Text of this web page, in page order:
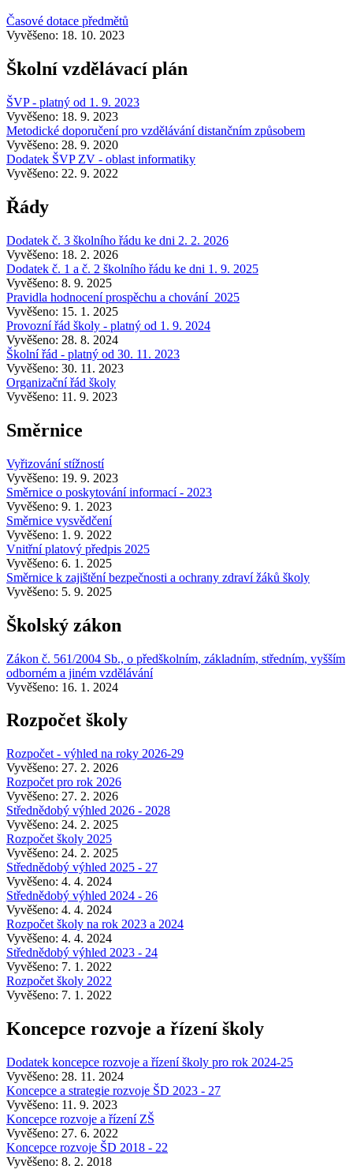
Časové dotace předmětů
Vyvěšeno: 18. 10. 2023
Školní vzdělávací plán
ŠVP - platný od 1. 9. 2023
Vyvěšeno: 18. 9. 2023
Metodické doporučení pro vzdělávání distančním způsobem
Vyvěšeno: 28. 9. 2020
Dodatek ŠVP ZV - oblast informatiky
Vyvěšeno: 22. 9. 2022
Řády
Dodatek č. 3 školního řádu ke dni 2. 2. 2026
Vyvěšeno: 18. 2. 2026
Dodatek č. 1 a č. 2 školního řádu ke dni 1. 9. 2025
Vyvěšeno: 8. 9. 2025
Pravidla hodnocení prospěchu a chování_2025
Vyvěšeno: 15. 1. 2025
Provozní řád školy - platný od 1. 9. 2024
Vyvěšeno: 28. 8. 2024
Školní řád - platný od 30. 11. 2023
Vyvěšeno: 30. 11. 2023
Organizační řád školy
Vyvěšeno: 11. 9. 2023
Směrnice
Vyřizování stížností
Vyvěšeno: 19. 9. 2023
Směrnice o poskytování informací - 2023
Vyvěšeno: 9. 1. 2023
Směrnice vysvědčení
Vyvěšeno: 1. 9. 2022
Vnitřní platový předpis 2025
Vyvěšeno: 6. 1. 2025
Směrnice k zajištění bezpečnosti a ochrany zdraví žáků školy
Vyvěšeno: 5. 9. 2025
Školský zákon
Zákon č. 561/2004 Sb., o předškolním, základním, středním, vyšším
odborném a jiném vzdělávání
Vyvěšeno: 16. 1. 2024
Rozpočet školy
Rozpočet - výhled na roky 2026-29
Vyvěšeno: 27. 2. 2026
Rozpočet pro rok 2026
Vyvěšeno: 27. 2. 2026
Střednědobý výhled 2026 - 2028
Vyvěšeno: 24. 2. 2025
Rozpočet školy 2025
Vyvěšeno: 24. 2. 2025
Střednědobý výhled 2025 - 27
Vyvěšeno: 4. 4. 2024
Střednědobý výhled 2024 - 26
Vyvěšeno: 4. 4. 2024
Rozpočet školy na rok 2023 a 2024
Vyvěšeno: 4. 4. 2024
Střednědobý výhled 2023 - 24
Vyvěšeno: 7. 1. 2022
Rozpočet školy 2022
Vyvěšeno: 7. 1. 2022
Koncepce rozvoje a řízení školy
Dodatek koncepce rozvoje a řízení školy pro rok 2024-25
Vyvěšeno: 28. 11. 2024
Koncepce a strategie rozvoje ŠD 2023 - 27
Vyvěšeno: 11. 9. 2023
Koncepce rozvoje a řízení ZŠ
Vyvěšeno: 27. 6. 2022
Koncepce rozvoje ŠD 2018 - 22
Vyvěšeno: 8. 2. 2018